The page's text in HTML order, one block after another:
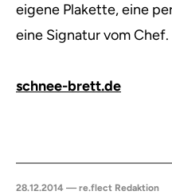
eigene Plakette, eine
eine Signatur vom Chef.
schnee-brett.de
28.12.2014 — re.flect Redaktion